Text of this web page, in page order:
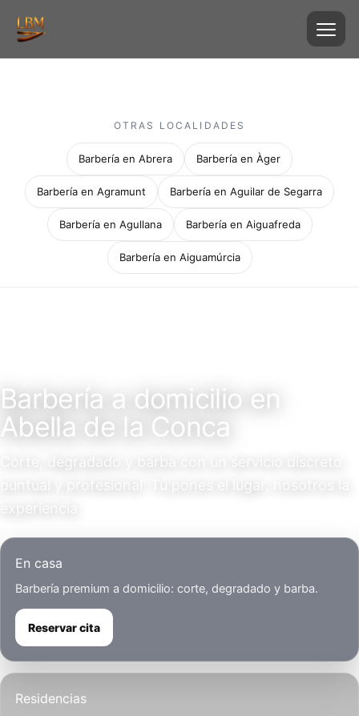
OTRAS LOCALIDADES
Barbería en Abrera Barbería en Àger
Barbería en Agramunt Barbería en Aguilar de Segarra
Barbería en Agullana Barbería en Aiguafreda
Barbería en Aiguamúrcia
Barbería a domicilio en
Abella de la Conca
Corte, degradado y barba con un servicio discreto,
puntual y profesional. Tú pones el lugar, nosotros la
En casa
Barbería premium a domicilio: corte, degradado y barba.
Reservar cita
Residencias